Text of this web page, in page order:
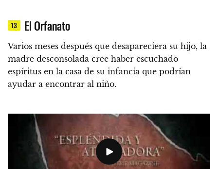
13 El Orfanato
Varios meses después que desapareciera su hijo, la
madre desconsolada cree haber escuchado
espíritus en la casa de su infancia que podrían
ayudar a encontrar al niño.